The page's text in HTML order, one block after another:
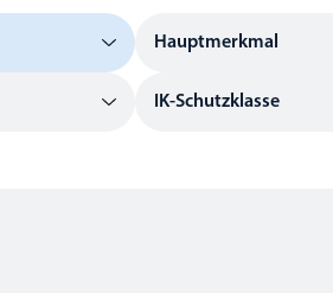
Hauptmerkmal
IK-Schutzklasse